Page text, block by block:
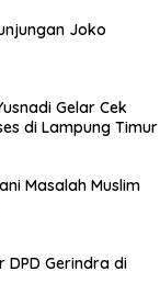
Joko
Gelar Cek
di Lampung Timur
Masalah Muslim
DPD Gerindra di